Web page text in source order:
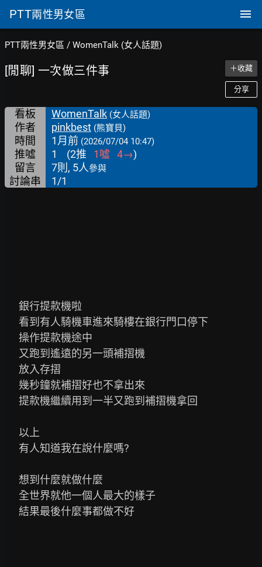
PTT兩性男女區
PTT兩性男女區 / WomenTalk (女人話題)
[閒聊] 一次做三件事 ＋收藏
分享
看板 WomenTalk (女人話題)
作者 pinkbest (熊寶貝)
時間 1月前 (2026/07/04 10:47)
推噓 1 (2推 1噓 4→)
留言
7則, 5人參與
討論串 1/1